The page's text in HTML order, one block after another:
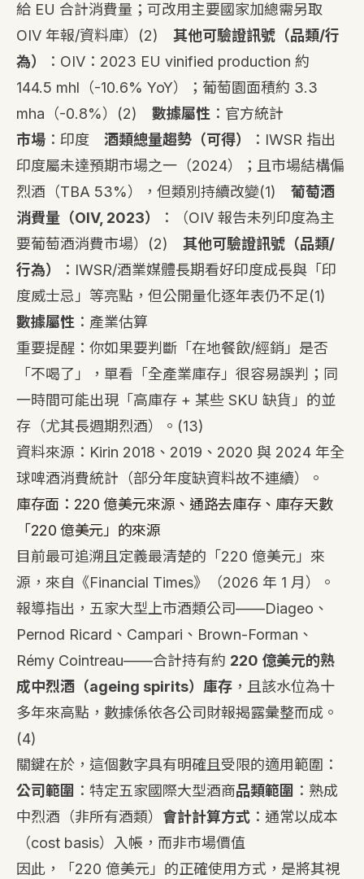
給 EU 合計消費量；可改用主要國家加總需另取
OIV 年報/資料庫） (2)
其他可驗證訊號（品類/行
為）
：OIV：2023 EU vinified production 約
144.5 mhl（-10.6% YoY）；葡萄園面積約 3.3
mha（-0.8%） (2) 數據屬性 ：官方統計
市場 ：印度 酒類總量趨勢（可得）
：IWSR 指出
印度屬未達預期市場之一（2024）；且市場結構偏
烈酒（TBA 53%），但類別持續改變(1)
葡萄酒
消費量（OIV, 2023）
：（OIV 報告未列印度為主
要葡萄酒消費市場） (2)
其他可驗證訊號（品類/
行為）
：IWSR/酒業媒體長期看好印度成長與「印
度威士忌」等亮點，但公開量化逐年表仍不足(1)
數據屬性 ：產業估算
重要提醒：你如果要判斷「在地餐飲/經銷」是否
「不喝了」，單看「全產業庫存」很容易誤判；同
一時間可能出現「高庫存 + 某些 SKU 缺貨」的並
存（尤其長週期烈酒）。 (13)
資料來源：Kirin 2018、2019、2020 與 2024 年全
球啤酒消費統計（部分年度缺資料故不連續）。
庫存面：220 億美元來源、通路去庫存、庫存天數
「220 億美元」的來源
目前最可追溯且定義最清楚的「220 億美元」來
源，來自《Financial Times》（2026 年 1 月）。
報導指出，五家大型上市酒類公司——Diageo、
Pernod Ricard、Campari、Brown-Forman、
Rémy Cointreau——合計持有約 220 億美元的熟
成中烈酒（ageing spirits）庫存 ，且該水位為十
多年來高點，數據係依各公司財報揭露彙整而成。
(4)
關鍵在於，這個數字具有明確且受限的適用範圍：
公司範圍 ：特定五家國際大型酒商品類範圍 ：熟成
中烈酒（非所有酒類） 會計計算方式 ：通常以成本
（cost basis）入帳，而非市場價值
因此，「220 億美元」的正確使用方式，是將其視